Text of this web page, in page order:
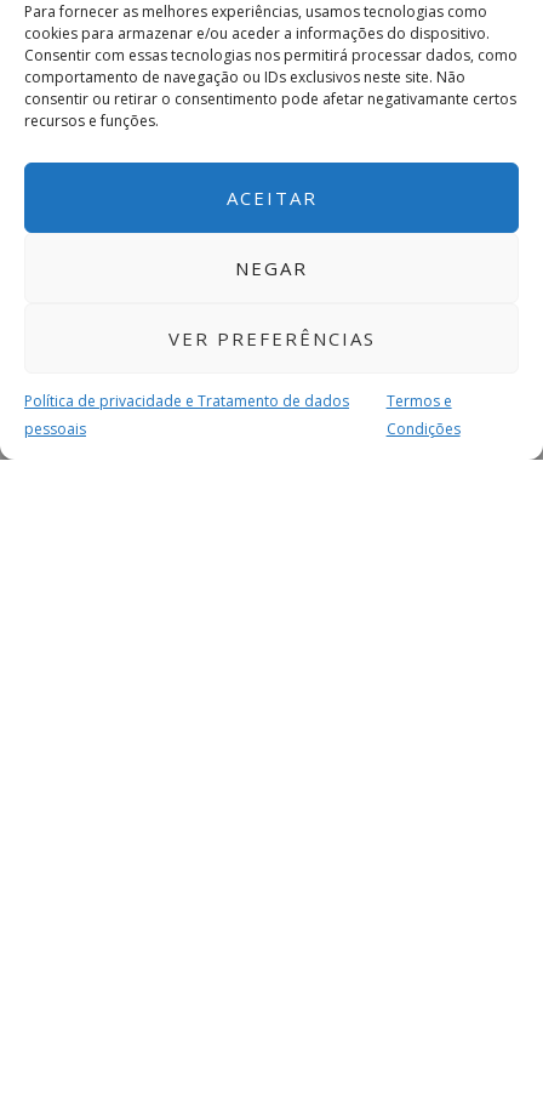
Para fornecer as melhores experiências, usamos tecnologias como
cookies para armazenar e/ou aceder a informações do dispositivo.
Consentir com essas tecnologias nos permitirá processar dados, como
comportamento de navegação ou IDs exclusivos neste site. Não
consentir ou retirar o consentimento pode afetar negativamante certos
recursos e funções.
ACEITAR
NEGAR
VER PREFERÊNCIAS
Política de privacidade e Tratamento de dados
pessoais
Termos e
Condições